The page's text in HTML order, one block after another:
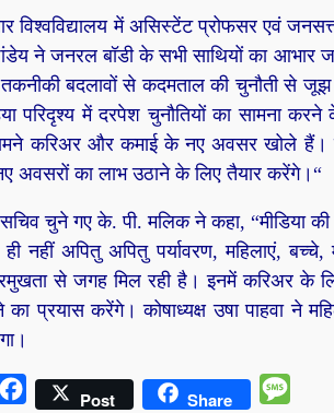
विश्वविद्यालय में असिस्टेंट प्रोफसर एवं
ने जनरल बॉडी के सभी साथियों का आभार
तकनीकी बदलावों से कदमताल की चुनौती से
परिदृश्य में दरपेश चुनौतियों का सामना
करिअर और कमाई के नए अवसर खोले हैं।
अवसरों का लाभ उठाने के लिए तैयार करेंगे।“
चुने गए के. पी. मलिक ने कहा, “मीडिया
अपितु अपितु पर्यावरण, महिलाएं, बच्चे,
से जगह मिल रही है। इनमें करिअर के
का प्रयास करेंगे। कोषाध्यक्ष उषा पाहवा ने
FacebookPost Share